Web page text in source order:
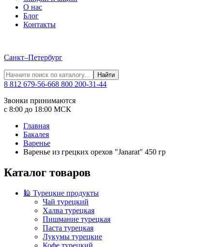
О нас
Блог
Контакты
Санкт–Петербург
Найти
8 812 679-56-668 800 200-31-44
Звонки принимаются
с 8:00 до 18:00 МСК
Главная
Бакалея
Варенье
Варенье из грецких орехов "Janarat" 450 гр
Каталог товаров
🕌 Турецкие продукты
Чай турецкий
Халва турецкая
Пишмание турецкая
Паста турецкая
Лукумы турецкие
Кофе турецкий